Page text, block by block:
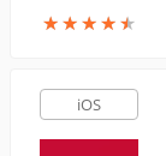
★★★★★
★★★★★
iOS